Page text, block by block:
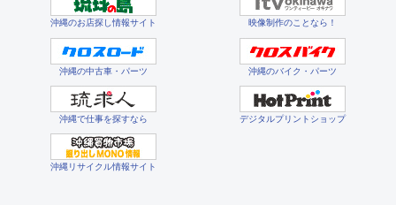
沖縄のお店探し情報サイト 映像制作のことなら！
沖縄の中古車・パーツ 沖縄のバイク・パーツ
沖縄で仕事を探すなら デジタルプリントショップ
沖縄リサイクル情報サイト